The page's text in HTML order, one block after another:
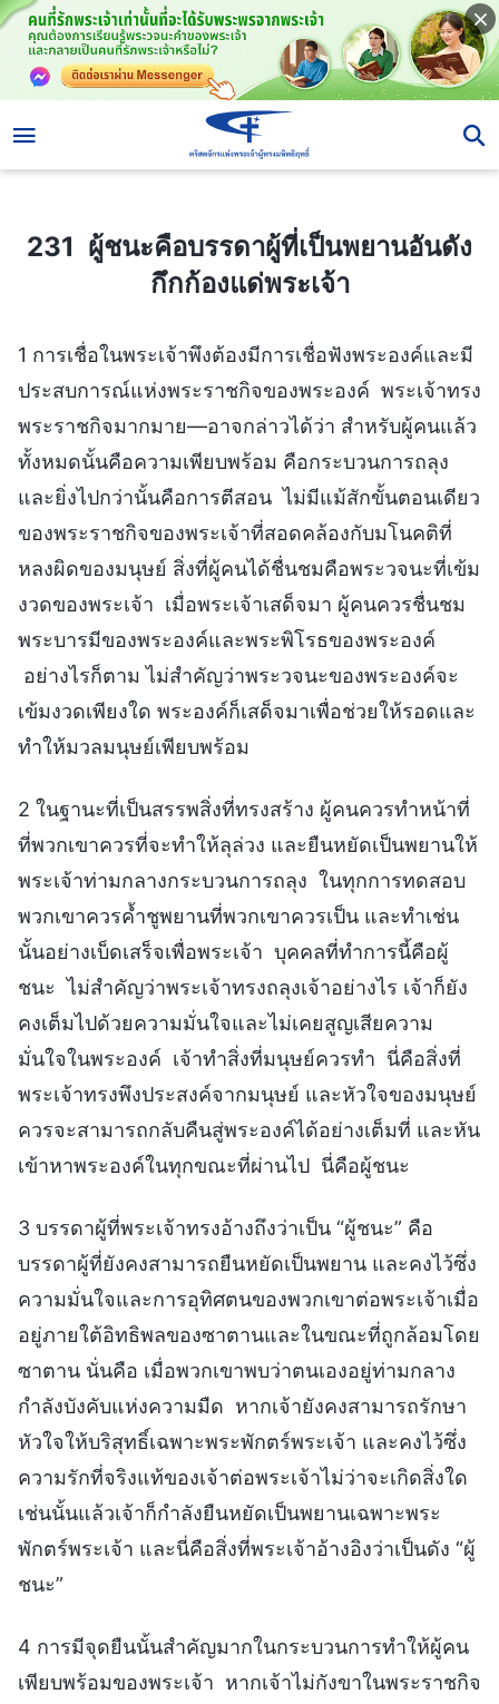
231 ผู้ชนะคือบรรดาผู้ที่เป็นพยานอันดังกึกก้องแด่พระเจ้า
231 ผู้ชนะคือบรรดาผู้ที่เป็นพยานอันดัง
กึกก้องแด่พระเจ้า
1 การเชื่อในพระเจ้าพึงต้องมีการเชื่อฟังพระองค์และมี
ประสบการณ์แห่งพระราชกิจของพระองค์ พระเจ้าทรง
พระราชกิจมากมาย—อาจกล่าวได้ว่า สำหรับผู้คนแล้ว
ทั้งหมดนั้นคือความเพียบพร้อม คือกระบวนการถลุง
และยิ่งไปกว่านั้นคือการตีสอน ไม่มีแม้สักขั้นตอนเดียว
ของพระราชกิจของพระเจ้าที่สอดคล้องกับมโนคติที่
หลงผิดของมนุษย์ สิ่งที่ผู้คนได้ชื่นชมคือพระวจนะที่เข้ม
งวดของพระเจ้า เมื่อพระเจ้าเสด็จมา ผู้คนควรชื่นชม
พระบารมีของพระองค์และพระพิโรธของพระองค์
อย่างไรก็ตาม ไม่สำคัญว่าพระวจนะของพระองค์จะ
เข้มงวดเพียงใด พระองค์ก็เสด็จมาเพื่อช่วยให้รอดและ
ทำให้มวลมนุษย์เพียบพร้อม
2 ในฐานะที่เป็นสรรพสิ่งที่ทรงสร้าง ผู้คนควรทำหน้าที่
ที่พวกเขาควรที่จะทำให้ลุล่วง และยืนหยัดเป็นพยานให้
พระเจ้าท่ามกลางกระบวนการถลุง ในทุกการทดสอบ
พวกเขาควรค้ำชูพยานที่พวกเขาควรเป็น และทำเช่น
นั้นอย่างเบ็ดเสร็จเพื่อพระเจ้า บุคคลที่ทำการนี้คือผู้
ชนะ ไม่สำคัญว่าพระเจ้าทรงถลุงเจ้าอย่างไร เจ้าก็ยัง
คงเต็มไปด้วยความมั่นใจและไม่เคยสูญเสียความ
มั่นใจในพระองค์ เจ้าทำสิ่งที่มนุษย์ควรทำ นี่คือสิ่งที่
พระเจ้าทรงพึงประสงค์จากมนุษย์ และหัวใจของมนุษย์
ควรจะสามารถกลับคืนสู่พระองค์ได้อย่างเต็มที่ และหัน
เข้าหาพระองค์ในทุกขณะที่ผ่านไป นี่คือผู้ชนะ
3 บรรดาผู้ที่พระเจ้าทรงอ้างถึงว่าเป็น “ผู้ชนะ” คือ
บรรดาผู้ที่ยังคงสามารถยืนหยัดเป็นพยาน และคงไว้ซึ่ง
ความมั่นใจและการอุทิศตนของพวกเขาต่อพระเจ้าเมื่อ
อยู่ภายใต้อิทธิพลของซาตานและในขณะที่ถูกล้อมโดย
ซาตาน นั่นคือ เมื่อพวกเขาพบว่าตนเองอยู่ท่ามกลาง
กำลังบังคับแห่งความมืด หากเจ้ายังคงสามารถรักษา
หัวใจให้บริสุทธิ์เฉพาะพระพักตร์พระเจ้า และคงไว้ซึ่ง
ความรักที่จริงแท้ของเจ้าต่อพระเจ้าไม่ว่าจะเกิดสิ่งใด
เช่นนั้นแล้วเจ้าก็กำลังยืนหยัดเป็นพยานเฉพาะพระ
พักตร์พระเจ้า และนี่คือสิ่งที่พระเจ้าอ้างอิงว่าเป็นดัง “ผู้
ชนะ”
4 การมีจุดยืนนั้นสำคัญมากในกระบวนการทำให้ผู้คน
เพียบพร้อมของพระเจ้า หากเจ้าไม่กังขาในพระราชกิจ